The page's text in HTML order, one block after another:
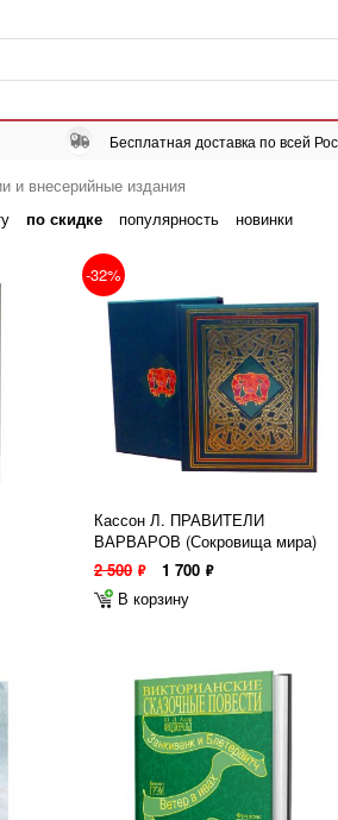
Бесплатная доставка по всей
и внесерийные издания
по скидке популярность новинки
-32%
Кассон Л. ПРАВИТЕЛИ
ВАРВАРОВ (Сокровища мира)
2 500 ф 1 700 ф
В корзину